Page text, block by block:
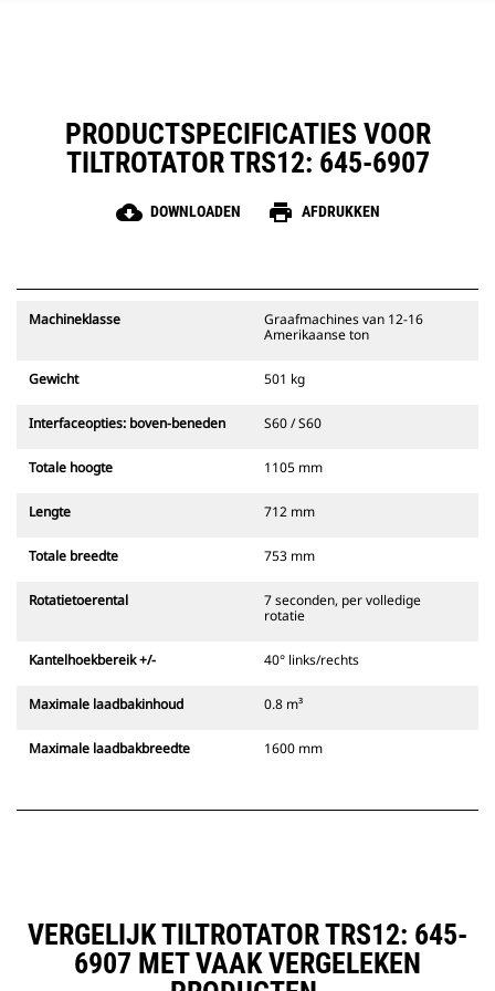
vereenvoudigen het onderhoud
PRODUCTSPECIFICATIES VOOR
TILTROTATOR TRS12: 645-6907
cloud_download DOWNLOADEN print AFDRUKKEN
Machineklasse
Graafmachines van 12-16
Amerikaanse ton
Gewicht 501 kg
Interfaceopties: boven-beneden S60 / S60
Totale hoogte 1105 mm
Lengte 712 mm
Totale breedte 753 mm
Rotatietoerental
7 seconden, per volledige
rotatie
Kantelhoekbereik +/- 40° links/rechts
Maximale laadbakinhoud 0.8 m³
Maximale laadbakbreedte 1600 mm
VERGELIJK TILTROTATOR TRS12: 645-
6907 MET VAAK VERGELEKEN